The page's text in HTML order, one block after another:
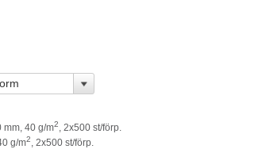
mm, 40 g/m2
, 2x500 st/förp.
g/m2
, 2x500 st/förp.